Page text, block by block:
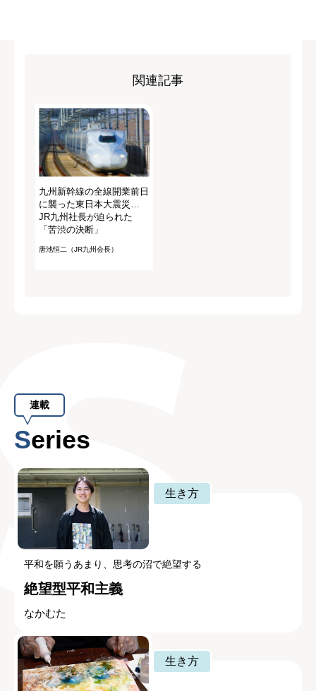
関連記事
九州新幹線の全線開業前日
に襲った東日本大震災…
JR九州社長が迫られた
「苦渋の決断」
唐池恒二（JR九州会長）
連載
Series
生き方
平和を願うあまり、思考の沼で絶望する
絶望型平和主義
なかむた
生き方